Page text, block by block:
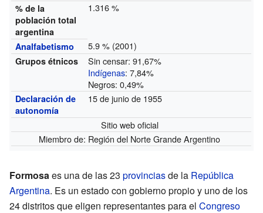
% de la
población total
argentina
1.316 %
Analfabetismo 5.9 % (2001)
Grupos étnicos
Sin censar: 91,67%
Indígenas: 7,84%
Negros: 0,49%
Declaración de
autonomía
15 de junio de 1955
Sitio web oficial
Miembro de: Región del Norte Grande Argentino
Formosaes una de las 23 provinciasde la República
Argentina. Es un estado con gobierno propio y uno de los
24 distritos que eligen representantes para el Congreso